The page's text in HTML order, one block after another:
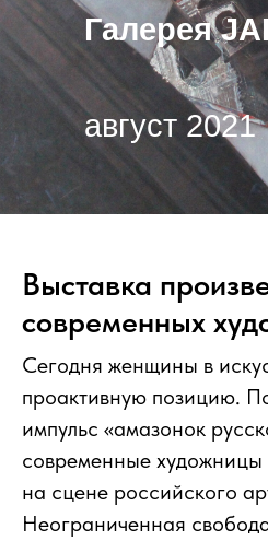
Галерея
август 2021
Выставка
современных
Сегодня женщины в
проактивную позицию.
импульс «амазонок
современные художницы
на сцене российского
Неограниченная